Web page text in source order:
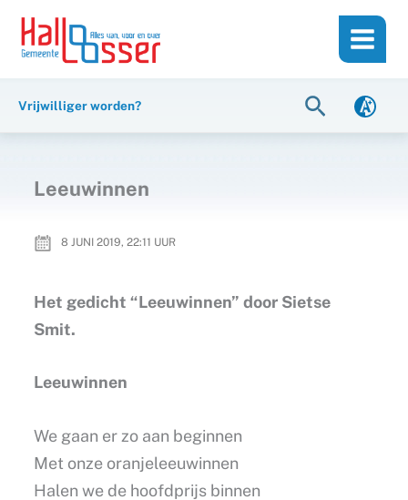
inhoud
naar
Vrijwilliger worden? Zoeken
Leeuwinnen
8 JUNI 2019, 22:11 UUR
Het gedicht “Leeuwinnen” door Sietse
Smit.
Leeuwinnen
We gaan er zo aan beginnen
Met onze oranjeleeuwinnen
Halen we de hoofdprijs binnen